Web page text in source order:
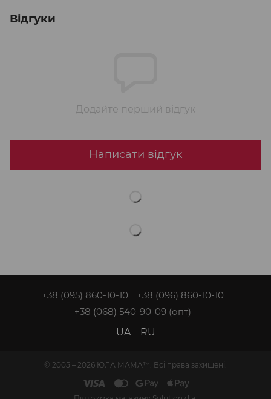
Відгуки
Додайте перший відгук
Написати відгук
+38 (095) 860-10-10
+38 (096) 860-10-10
+38 (068) 540-90-09 (опт)
© 2005 – 2026 ЮЛА МАМА™. Всі права захищені.
UA RU